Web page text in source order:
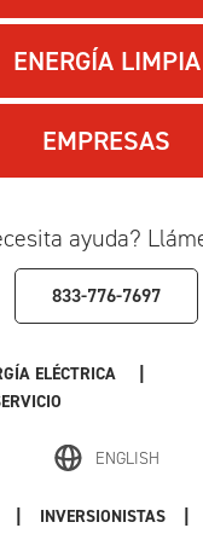
ENERGÍA LIMPIA
EMPRESAS
ayuda?
833-776-7697
ELÉCTRICA |
ENGLISH
| INVERSIONISTAS |